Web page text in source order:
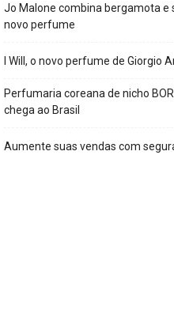
Jo Malone combina bergamota e
novo perfume
I Will, o novo perfume de Giorgio
Perfumaria coreana de nicho
chega ao Brasil
Aumente suas vendas com